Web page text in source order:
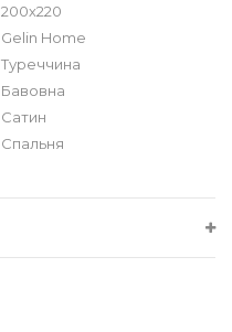
200х220
Gelin Home
Туреччина
Бавовна
Сатин
Спальня